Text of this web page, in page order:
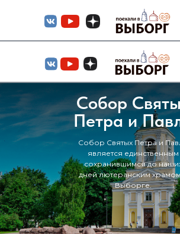
Собор
Петра и
Собор Святых Петра и
является единственным
сохранившимся до
дней лютеранским
Выборге.